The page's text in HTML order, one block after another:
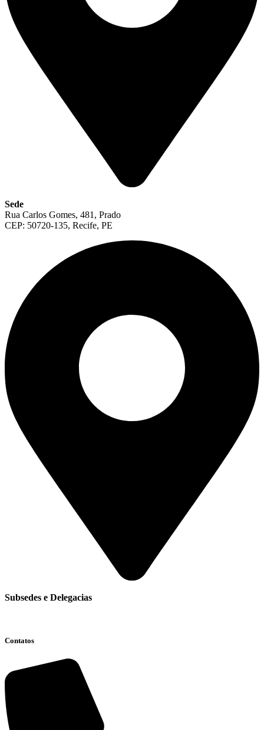
Sede
Rua Carlos Gomes, 481, Prado
CEP: 50720-135, Recife, PE
Subsedes e Delegacias
Contatos